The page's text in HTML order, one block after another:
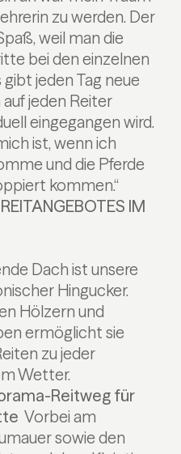
zu werden. Der
weil man die
bei den einzelnen
gibt jeden Tag neue
jeden Reiter
eingegangen wird.
ist, wenn ich
und die Pferde
kommen.“
IM
Dach ist unsere
Hingucker.
Hölzern und
ermöglicht sie
zu jeder
Wetter.
Reitweg für
Vorbei am
sowie den